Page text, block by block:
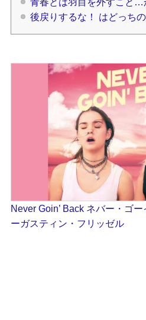
青春とは羽目を外すこと…
後戻りするな！ はどっち
Never Goin’ Back ネバー・ゴ
ーガスティン・フリッゼル